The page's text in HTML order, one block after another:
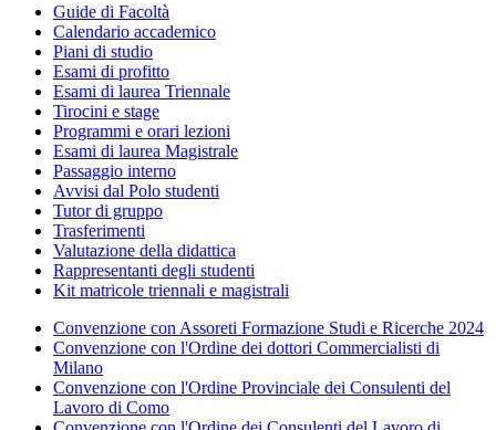
Guide di Facoltà
Calendario accademico
Piani di studio
Esami di profitto
Esami di laurea Triennale
Tirocini e stage
Programmi e orari lezioni
Esami di laurea Magistrale
Passaggio interno
Avvisi dal Polo studenti
Tutor di gruppo
Trasferimenti
Valutazione della didattica
Rappresentanti degli studenti
Kit matricole triennali e magistrali
Convenzione con Assoreti Formazione Studi e Ricerche 2024
Convenzione con l'Ordine dei dottori Commercialisti di
Milano
Convenzione con l'Ordine Provinciale dei Consulenti del
Lavoro di Como